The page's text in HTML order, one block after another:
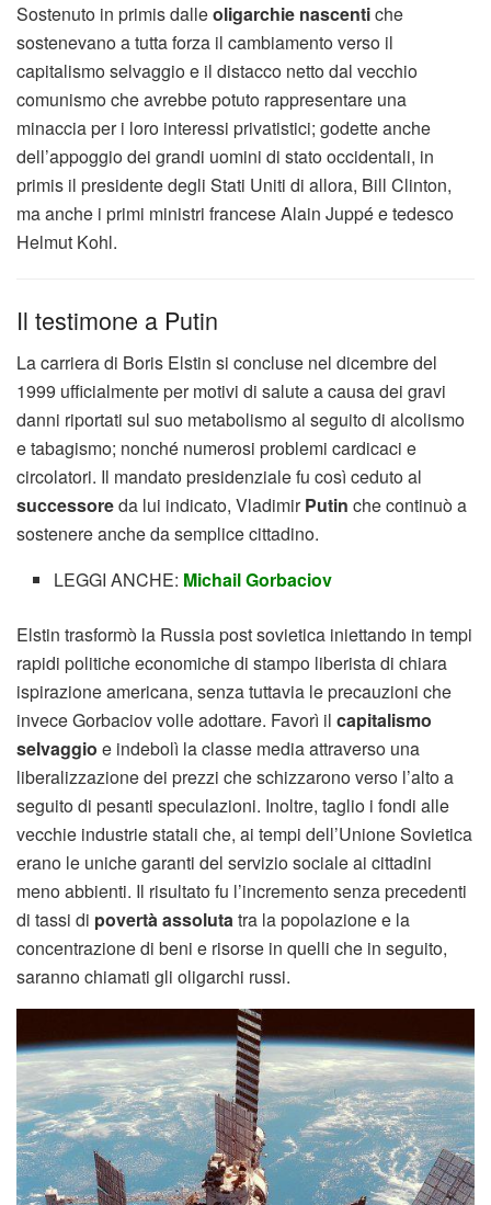
Sostenuto in primis dalleoligarchie nascentiche
sostenevano a tutta forza il cambiamento verso il
capitalismo selvaggio e il distacco netto dal vecchio
comunismo che avrebbe potuto rappresentare una
minaccia per i loro interessi privatistici; godette anche
dell’appoggio dei grandi uomini di stato occidentali, in
primis il presidente degli Stati Uniti di allora, Bill Clinton,
ma anche i primi ministri francese Alain Juppé e tedesco
Helmut Kohl.
Il testimone a Putin
La carriera di Boris Elstin si concluse nel dicembre del
1999 ufficialmente per motivi di salute a causa dei gravi
danni riportati sul suo metabolismo al seguito di alcolismo
e tabagismo; nonché numerosi problemi cardicaci e
circolatori. Il mandato presidenziale fu così ceduto al
successoreda lui indicato, VladimirPutin che continuò a
sostenere anche da semplice cittadino.
LEGGI ANCHE: Michail Gorbaciov
Elstin trasformò la Russia post sovietica iniettando in tempi
rapidi politiche economiche di stampo liberista di chiara
ispirazione americana, senza tuttavia le precauzioni che
invece Gorbaciov volle adottare. Favorì il capitalismo
selvaggio e indebolì la classe media attraverso una
liberalizzazione dei prezzi che schizzarono verso l’alto a
seguito di pesanti speculazioni. Inoltre, taglio i fondi alle
vecchie industrie statali che, ai tempi dell’Unione Sovietica
erano le uniche garanti del servizio sociale ai cittadini
meno abbienti. Il risultato fu l’incremento senza precedenti
di tassi di povertà assolutatra la popolazione e la
concentrazione di beni e risorse in quelli che in seguito,
saranno chiamati gli oligarchi russi.